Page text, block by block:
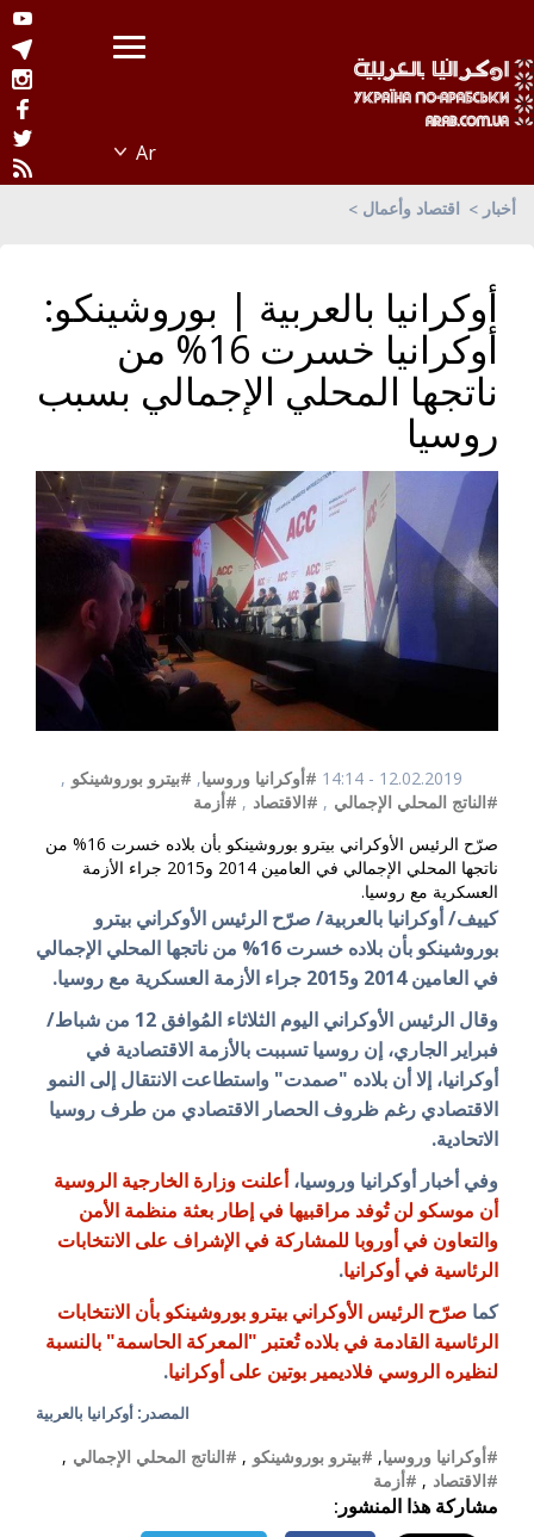
أخبار اقتصاد وأعمال
أوكرانيا بالعربية | بوروشينكو:
أوكرانيا خسرت 16% من
ناتجها المحلي الإجمالي بسبب
روسيا
12.02.2019 - 14:14 #أوكرانيا وروسيا, #بيترو بوروشينكو ,
#الناتج المحلي الإجمالي , #الاقتصاد , #أزمة
صرّح الرئيس الأوكراني بيترو بوروشينكو بأن بلاده خسرت 16% من
ناتجها المحلي الإجمالي في العامين 2014 و2015 جراء الأزمة
العسكرية مع روسيا.
كييف/ أوكرانيا بالعربية/ صرّح الرئيس الأوكراني بيترو
بوروشينكو بأن بلاده خسرت 16% من ناتجها المحلي الإجمالي
في العامين 2014 و2015 جراء الأزمة العسكرية مع روسيا.
وقال الرئيس الأوكراني اليوم الثلاثاء المُوافق 12 من شباط/
فبراير الجاري، إن روسيا تسببت بالأزمة الاقتصادية في
أوكرانيا، إلا أن بلاده "صمدت" واستطاعت الانتقال إلى النمو
الاقتصادي رغم ظروف الحصار الاقتصادي من طرف روسيا
الاتحادية.
وفي أخبار أوكرانيا وروسيا،أعلنت وزارة الخارجية الروسية
أن موسكو لن تُوفد مراقبيها في إطار بعثة منظمة الأمن
والتعاون في أوروبا للمشاركة في الإشراف على الانتخابات
الرئاسية في أوكرانيا.
كما صرّح الرئيس الأوكراني بيترو بوروشينكو بأن الانتخابات
الرئاسية القادمة في بلاده تُعتبر "المعركة الحاسمة" بالنسبة
لنظيره الروسي فلاديمير بوتين على أوكرانيا.
المصدر: أوكرانيا بالعربية
#أوكرانيا وروسيا, #بيترو بوروشينكو , #الناتج المحلي الإجمالي ,
#الاقتصاد , #أزمة
مشاركة هذا المنشور: